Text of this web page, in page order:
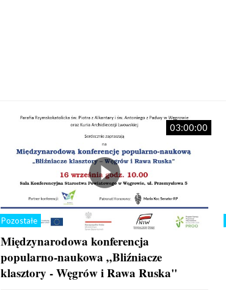
Pozostałe
03:00:00
Międzynarodowa konferencja
popularno-naukowa „Bliźniacze
klasztory - Węgrów i Rawa Ruska"